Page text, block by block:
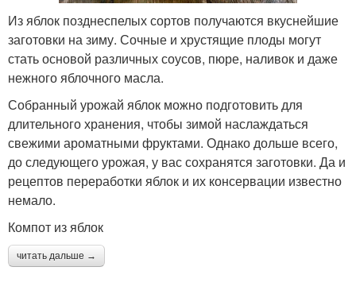
Из яблок позднеспелых сортов получаются вкуснейшие
заготовки на зиму. Сочные и хрустящие плоды могут
стать основой различных соусов, пюре, наливок и даже
нежного яблочного масла.
Собранный урожай яблок можно подготовить для
длительного хранения, чтобы зимой наслаждаться
свежими ароматными фруктами. Однако дольше всего,
до следующего урожая, у вас сохранятся заготовки. Да и
рецептов переработки яблок и их консервации известно
немало.
Компот из яблок
читать дальше →